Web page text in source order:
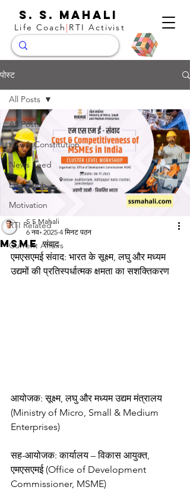
S. S. Mahali
Life Coach | RTI Activist
पोस्ट
All Posts
Law & Constitution
News Feed
Education
Motivation
RTI Related
Current Affairs
All Posts
MSME संवाद
S S Mahali
6 नव॰ 2025 4 मिनट पठन
एमएसएमई संवाद: भारत के सूक्ष्म, लघु और मध्यम
उद्यमों की प्रतिस्पर्धात्मक क्षमता का सशक्तिकरण
आयोजक: सूक्ष्म, लघु और मध्यम उद्यम मंत्रालय
(Ministry of Micro, Small & Medium
Enterprises)
सह-आयोजक: कार्यालय – विकास आयुक्त,
एमएसएमई (Office of Development
Commissioner, MSME)